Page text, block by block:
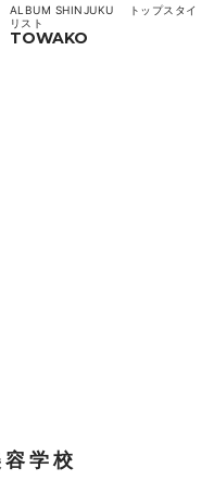
TOWAKO
ALBUM SHINJUKU
トップスタイ
リスト
学校